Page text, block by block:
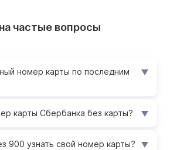
частые вопросы
номер карты по последним
карты Сбербанка без карты?
900 узнать свой номер карты?